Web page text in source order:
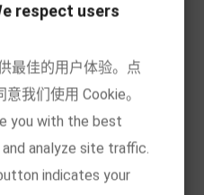
respect users
最佳的用户体验。点
我们使用 Cookie。
you with the best
analyze site traffic.
indicates your